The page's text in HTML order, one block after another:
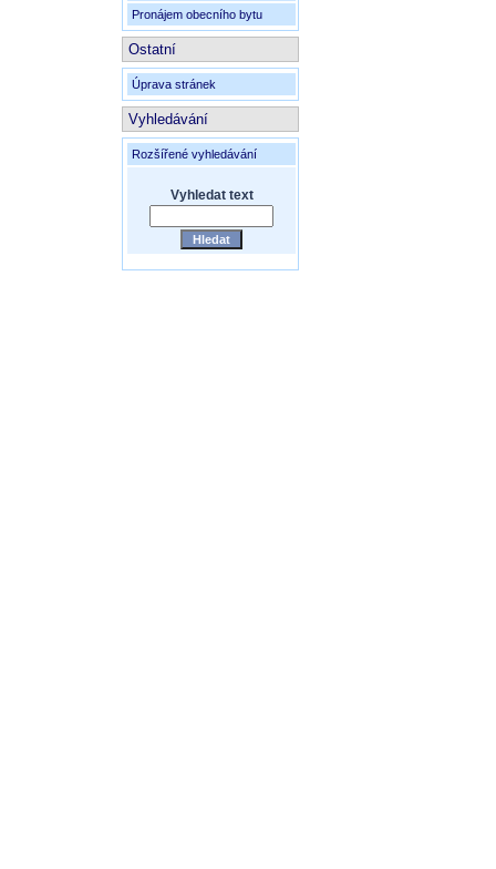
Pronájem obecního bytu
Ostatní
Úprava stránek
Vyhledávání
Rozšířené vyhledávání
Vyhledat text